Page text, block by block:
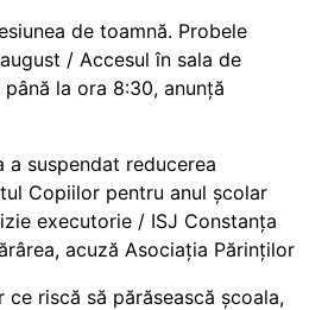
de toamnă. Probele
/ Accesul în sala de
la ora 8:30, anunță
a suspendat reducerea
Copiilor pentru anul școlar
executorie / ISJ Constanța
acuză Asociația Părinților
riscă să părăsească școala,